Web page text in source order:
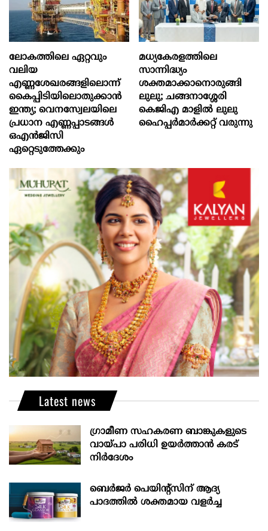
ലോകത്തിലെ ഏറ്റവും
വലിയ
എണ്ണശേഖരങ്ങളിലൊന്ന്
കൈപ്പിടിയിലൊതുക്കാന്‍
ഇന്ത്യ; വെനസ്വേലയിലെ
പ്രധാന എണ്ണപ്പാടങ്ങള്‍
ഒഎന്‍ജിസി
ഏറ്റെടുത്തേക്കും
മധ്യകേരളത്തിലെ
സാന്നിദ്ധ്യം
ശക്തമാക്കാനൊരുങ്ങി
ലുലു; ചങ്ങനാശ്ശേരി
കെജിഎ മാളിൽ ലുലു
ഹൈപ്പർമാർക്കറ്റ് വരുന്നു
Latest news
ഗ്രാമീണ സഹകരണ ബാങ്കുകളുടെ
വായ്പാ പരിധി ഉയർത്താൻ കരട്
നിർദേശം
ബെർജർ പെയിന്റ്സിന് ആദ്യ
പാദത്തിൽ ശക്തമായ വളർച്ച